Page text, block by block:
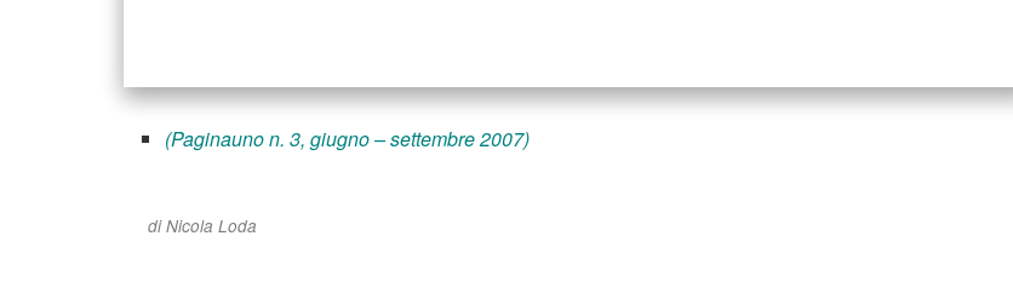
(Paginauno n. 3, giugno – settembre 2007)
di Nicola Loda